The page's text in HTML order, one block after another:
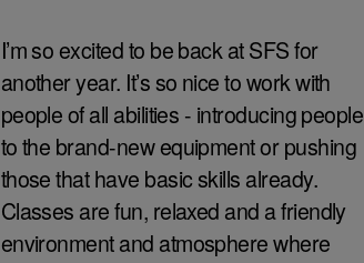
I’m so excited to be back at SFS for
another year. It’s so nice to work with
people of all abilities - introducing people
to the brand-new equipment or pushing
those that have basic skills already.
Classes are fun, relaxed and a friendly
environment and atmosphere where